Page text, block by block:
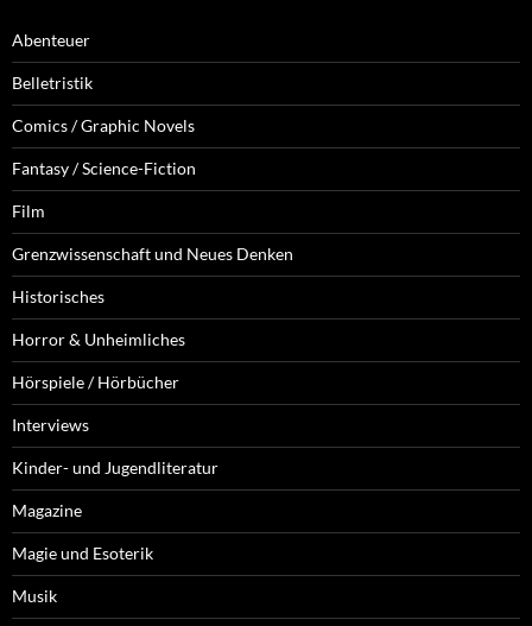
Abenteuer
Belletristik
Comics / Graphic Novels
Fantasy / Science-Fiction
Film
Grenzwissenschaft und Neues Denken
Historisches
Horror & Unheimliches
Hörspiele / Hörbücher
Interviews
Kinder- und Jugendliteratur
Magazine
Magie und Esoterik
Musik